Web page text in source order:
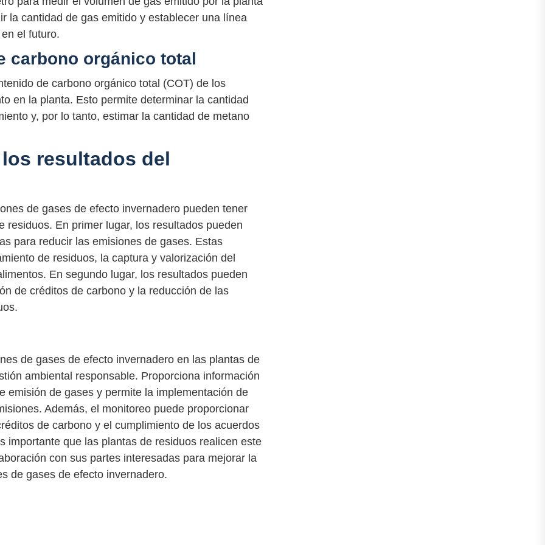
la cantidad de gas emitido y establecer una línea
el futuro.
carbono orgánico total
de carbono orgánico total (COT) de los
en la planta. Esto permite determinar la cantidad
y, por lo tanto, estimar la cantidad de metano
resultados del
de gases de efecto invernadero pueden tener
residuos. En primer lugar, los resultados pueden
para reducir las emisiones de gases. Estas
de residuos, la captura y valorización del
En segundo lugar, los resultados pueden
de créditos de carbono y la reducción de las
de gases de efecto invernadero en las plantas de
ambiental responsable. Proporciona información
emisión de gases y permite la implementación de
Además, el monitoreo puede proporcionar
de carbono y el cumplimiento de los acuerdos
importante que las plantas de residuos realicen este
con sus partes interesadas para mejorar la
de gases de efecto invernadero.